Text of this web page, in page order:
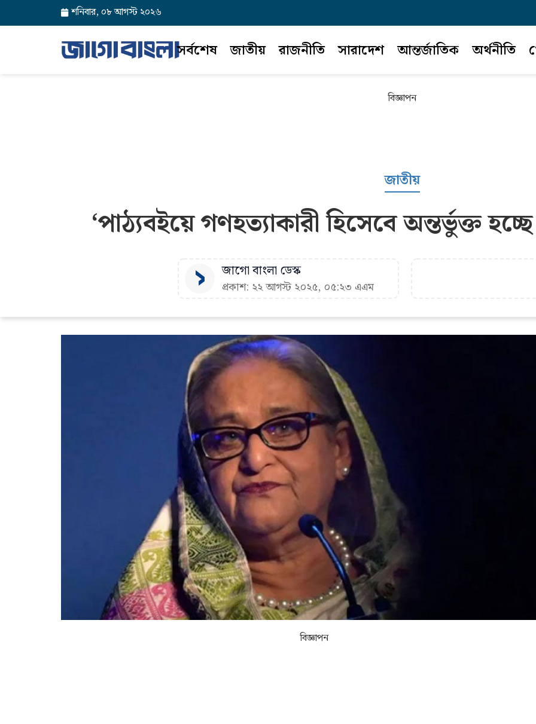
শনিবার, ০৮ আগস্ট ২০২৬
সর্বশেষ জাতীয় রাজনীতি সারাদেশ আন্তর্জাতিক অর্থনীতি
বিজ্ঞাপন
জাতীয়
‘পাঠ্যবইয়ে গণহত্যাকারী হিসেবে অন্তর্ভুক্ত
জাগো বাংলা ডেস্ক
প্রকাশ: ২২ আগস্ট ২০২৫, ০৫:২৩ এএম
বিজ্ঞাপন